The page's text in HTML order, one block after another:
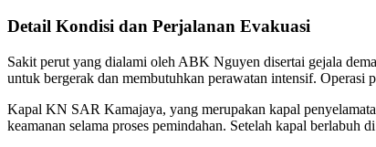
Detail Kondisi dan Perjalanan Evakuasi
Sakit perut yang dialami oleh ABK Nguyen disertai gejala
untuk bergerak dan membutuhkan perawatan intensif. Operasi
Kapal KN SAR Kamajaya, yang merupakan kapal
keamanan selama proses pemindahan. Setelah kapal